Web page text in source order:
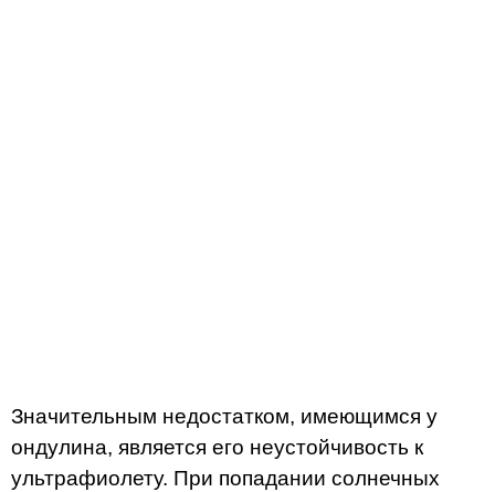
Значительным недостатком, имеющимся у
ондулина, является его неустойчивость к
ультрафиолету. При попадании солнечных